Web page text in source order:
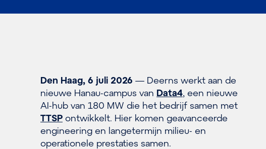
Den Haag, 6 juli 2026 — Deerns werkt aan de
nieuwe Hanau-campus van Data4, een nieuwe
AI-hub van 180 MW die het bedrijf samen met
TTSP ontwikkelt. Hier komen geavanceerde
engineering en langetermijn milieu- en
operationele prestaties samen.